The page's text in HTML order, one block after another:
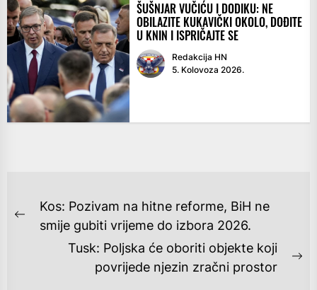
ŠUŠNJAR VUČIĆU I DODIKU: NE
OBILAZITE KUKAVIČKI OKOLO, DOĐITE
U KNIN I ISPRIČAJTE SE
Redakcija HN
5. Kolovoza 2026.
NAVIGACIJA
OBJAVA
Previous
Kos: Pozivam na hitne reforme, BiH ne
smije gubiti vrijeme do izbora 2026.
Tusk: Poljska će oboriti objekte koji
povrijede njezin zračni prostor